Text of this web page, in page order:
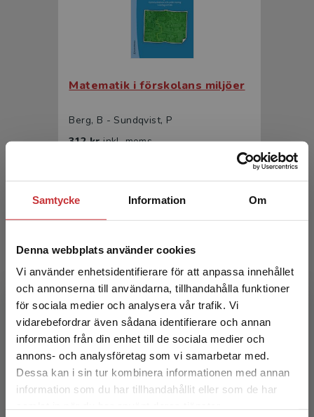
Samtycke Information Om
Denna webbplats använder cookies
Vi använder enhetsidentifierare för att anpassa innehållet
och annonserna till användarna, tillhandahålla funktioner
för sociala medier och analysera vår trafik. Vi
vidarebefordrar även sådana identifierare och annan
information från din enhet till de sociala medier och
annons- och analysföretag som vi samarbetar med.
Dessa kan i sin tur kombinera informationen med annan
information som du har tillhandahållit eller som de har
Begränsad fraktregion
Det verkar som att du besöker
studentlitteratur.se via en enhet utanför Sverige.
Matematik i förskolans miljöer
Berg, B - Sundqvist, P
312 krinkl. moms
Matematik i förskolans miljöer
Berg, B - Sundqvist, P
193 krinkl. moms
Exkl. moms: 182 kr